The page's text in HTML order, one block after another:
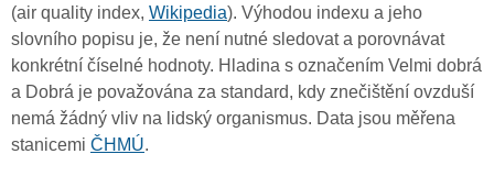
(air quality index, Wikipedia). Výhodou indexu a jeho
slovního popisu je, že není nutné sledovat a porovnávat
konkrétní číselné hodnoty. Hladina s označením Velmi dobrá
a Dobrá je považována za standard, kdy znečištění ovzduší
nemá žádný vliv na lidský organismus. Data jsou měřena
stanicemi ČHMÚ.